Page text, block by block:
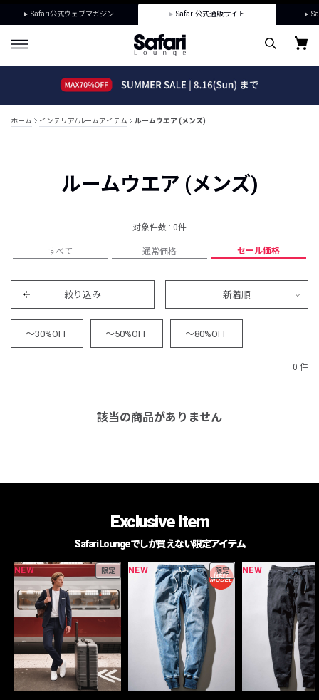
Safari公式ウェブマガジン Safari公式通販サイト
ホーム インテリア/ルームアイテム ルームウエア (メンズ)
ルームウエア (メンズ)
対象件数 : 0件
すべて 通常価格 セール価格
絞り込み 新着順
～30%OFF ～50%OFF ～80%OFF
0 件
該当の商品がありません
Exclusive Item
Safari Loungeでしか買えない限定アイテム
NEW 限定 NEW 限定 NEW